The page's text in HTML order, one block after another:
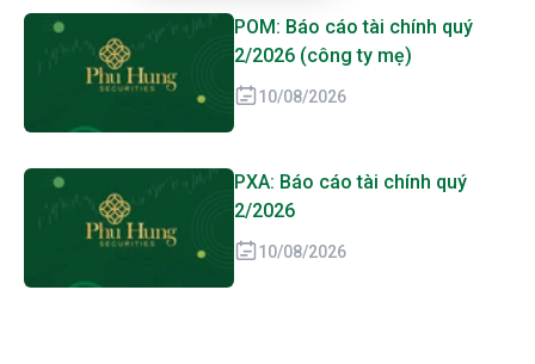
POM: Báo cáo tài chính quý
2/2026 (công ty mẹ)
10/08/2026
PXA: Báo cáo tài chính quý
2/2026
10/08/2026